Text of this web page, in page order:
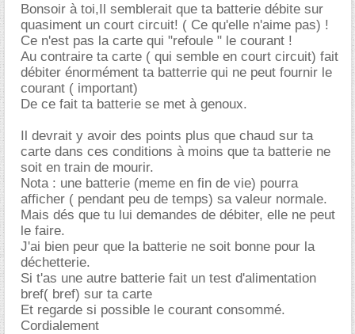
Bonsoir à toi,Il semblerait que ta batterie débite sur
quasiment un court circuit! ( Ce qu'elle n'aime pas) !
Ce n'est pas la carte qui "refoule " le courant !
Au contraire ta carte ( qui semble en court circuit) fait
débiter énormément ta batterrie qui ne peut fournir le
courant ( important)
De ce fait ta batterie se met à genoux.
Il devrait y avoir des points plus que chaud sur ta
carte dans ces conditions à moins que ta batterie ne
soit en train de mourir.
Nota : une batterie (meme en fin de vie) pourra
afficher ( pendant peu de temps) sa valeur normale.
Mais dés que tu lui demandes de débiter, elle ne peut
le faire.
J'ai bien peur que la batterie ne soit bonne pour la
déchetterie.
Si t'as une autre batterie fait un test d'alimentation
bref( bref) sur ta carte
Et regarde si possible le courant consommé.
Cordialement